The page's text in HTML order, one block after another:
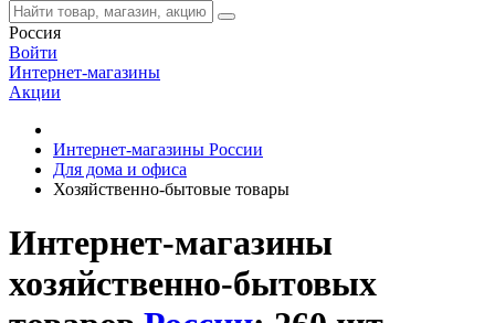
Россия
Войти
Интернет-магазины
Акции
Интернет-магазины России
Для дома и офиса
Хозяйственно-бытовые товары
Интернет-магазины
хозяйственно-бытовых